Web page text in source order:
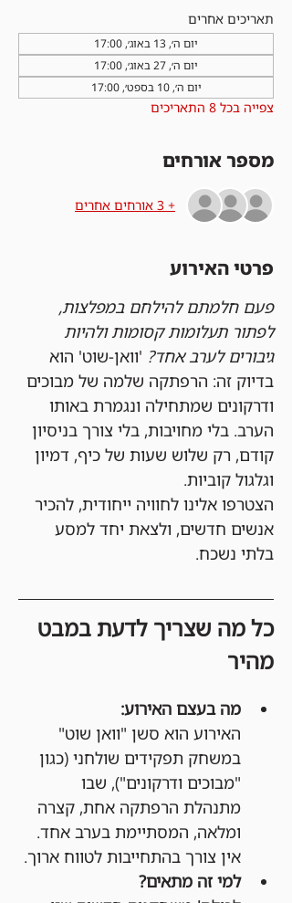
תאריכים אחרים
יום ה׳, 13 באוג׳, 17:00
יום ה׳, 27 באוג׳, 17:00
יום ה׳, 10 בספט׳, 17:00
צפייה בכל 8 התאריכים
מספר אורחים
+ 3 אורחים אחרים
פרטי האירוע
פעם חלמתם להילחם במפלצות,
לפתור תעלומות קסומות ולהיות
גיבורים לערב אחד? 'וואן-שוט' הוא
בדיוק זה: הרפתקה שלמה של מבוכים
ודרקונים שמתחילה ונגמרת באותו
הערב. בלי מחויבות, בלי צורך בניסיון
קודם, רק שלוש שעות של כיף, דמיון
וגלגול קוביות.
הצטרפו אלינו לחוויה ייחודית, להכיר
אנשים חדשים, ולצאת יחד למסע
בלתי נשכח.
כל מה שצריך לדעת במבט
מהיר
מה בעצם האירוע:
האירוע הוא סשן "וואן שוט"
במשחק תפקידים שולחני (כגון
"מבוכים ודרקונים"), שבו
מתנהלת הרפתקה אחת, קצרה
ומלאה, המסתיימת בערב אחד.
אין צורך בהתחייבות לטווח ארוך.
למי זה מתאים?